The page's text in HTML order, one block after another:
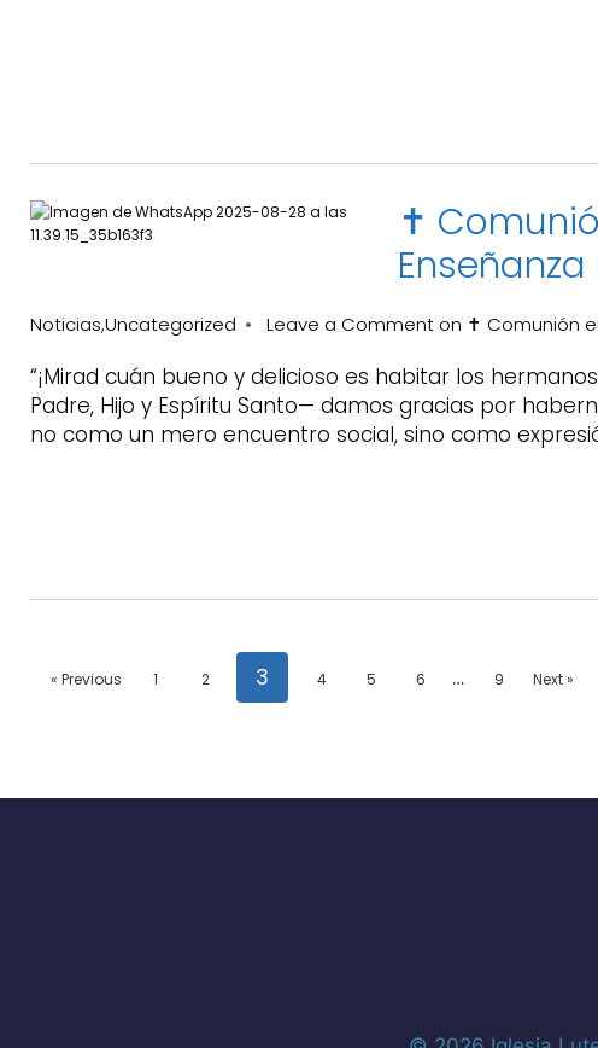
✝️
Enseñanza
Noticias,Uncategorized Leave a Comment on ✝️ Comunión
“¡Mirad cuán bueno y delicioso es habitar los
Padre, Hijo y Espíritu Santo— damos gracias por
no como un mero encuentro social, sino como
« Previous 1 2 3 4 5 6 … 9 Next »